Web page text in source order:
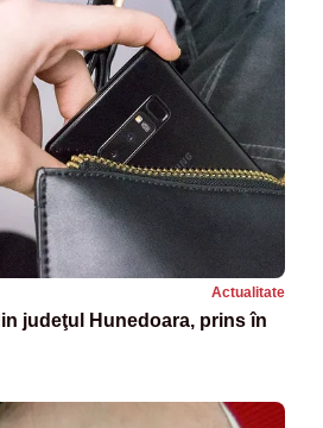
Actualitate
judeţul Hunedoara, prins în